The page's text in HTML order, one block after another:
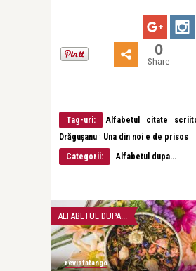
0
Share
Tag-uri: Alfabetul · citate ·
Drăgușanu · Una din noi e de prisos
Categorii:
Alfabetul dupa...
ALFABETUL DUPA...
revistatango